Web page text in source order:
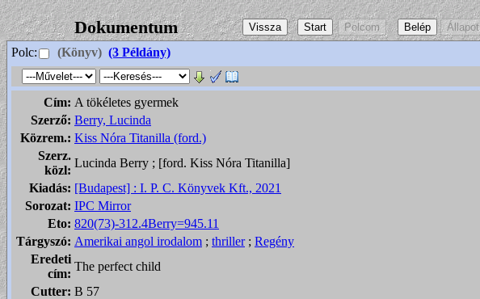
Dokumentum
Polc: (Könyv) (3 Példány)
Cím: A tökéletes gyermek
Szerző: Berry, Lucinda
Közrem.: Kiss Nóra Titanilla (ford.)
Szerz.
közl:
Lucinda Berry ; [ford. Kiss Nóra Titanilla]
Kiadás: [Budapest] : I. P. C. Könyvek Kft., 2021
Sorozat: IPC Mirror
Eto: 820(73)-312.4Berry=945.11
Tárgyszó: Amerikai angol irodalom ; thriller; Regény
Eredeti
cím:
The perfect child
Cutter: B 57